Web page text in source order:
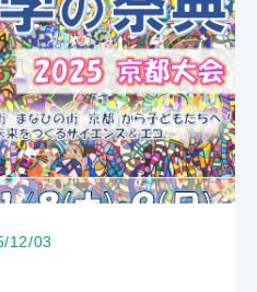
12/03